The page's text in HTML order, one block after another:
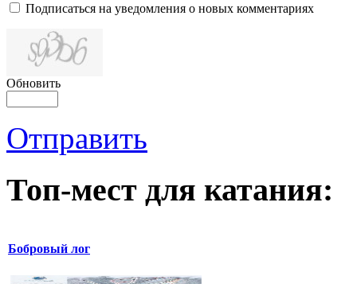
Подписаться на уведомления о новых комментариях
Обновить
Отправить
Топ-мест для катания:
Бобровый лог